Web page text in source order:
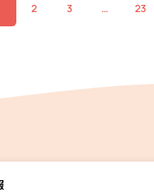
2 3 … 23